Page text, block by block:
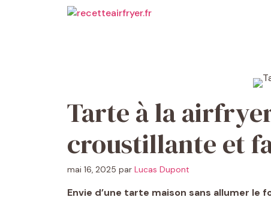
Tarte à la
croustillante et
mai 16, 2025 par Lucas Dupont
Envie d’une tarte maison sans allumer le